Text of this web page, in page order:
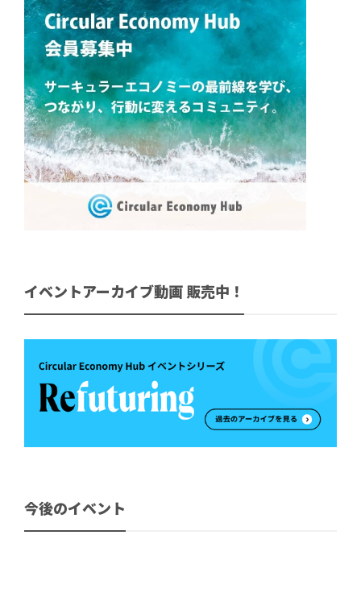
イベントアーカイブ動画 販売中！
今後のイベント